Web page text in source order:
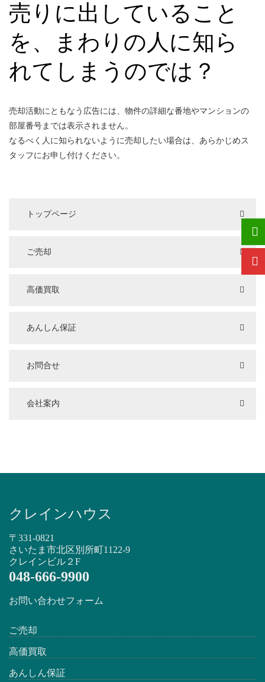
売りに出していること
を、まわりの人に知ら
れてしまうのでは？
売却活動にともなう広告には、物件の詳細な番地やマンションの
部屋番号までは表示されません。
なるべく人に知られないように売却したい場合は、あらかじめス
タッフにお申し付けください。
トップページ
ご売却
高価買取
あんしん保証
お問合せ
会社案内
クレインハウス
〒331-0821
さいたま市北区別所町1122-9
クレインビル２F
048-666-9900
お問い合わせフォーム
ご売却
高価買取
あんしん保証